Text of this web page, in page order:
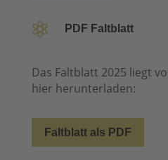
 PDF Faltblatt
Das Faltblatt 2025 liegt
hier herunterladen:
Faltblatt als PDF